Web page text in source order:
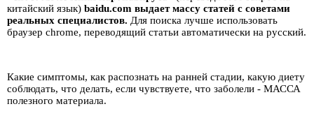
китайский язык) baidu.com выдает массу статей с советами
реальных специалистов. Для поиска лучше использовать
браузер chrome, переводящий статьи автоматически на русский.
Какие симптомы, как распознать на ранней стадии, какую диету
соблюдать, что делать, если чувствуете, что заболели - МАССА
полезного материала.